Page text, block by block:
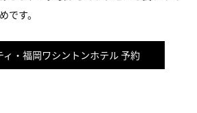
です。
ィ・福岡ワシントンホテル 予約